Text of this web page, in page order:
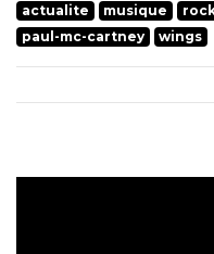
actualite musique
paul-mc-cartney
wings